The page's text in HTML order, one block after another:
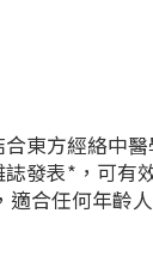
東方經絡中
發表*，可有
適合任何年齡